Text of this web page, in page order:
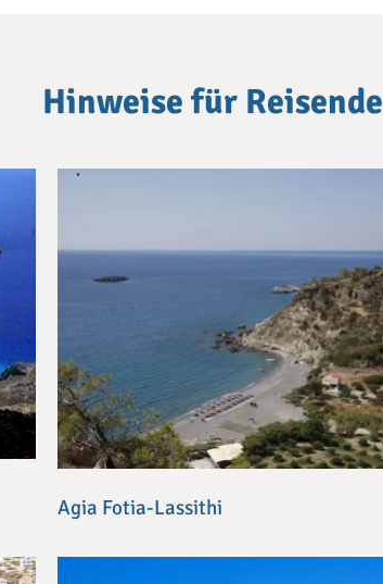
Hinweise für Reisende
Agia Fotia-Lassithi